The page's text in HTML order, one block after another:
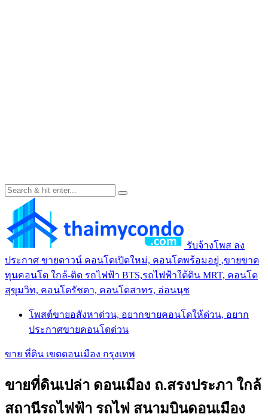
รับจ้างโพส ลง
ประกาศ ขายดาวน์ คอนโดเปิดใหม่, คอนโดพร้อมอยู่ ,ขายขาด
ทุนคอนโด ใกล้-ติด รถไฟฟ้า BTS,รถไฟฟ้าใต้ดิน MRT, คอนโด
สุขุมวิท, คอนโดรัชดา, คอนโดสาทร, อ่อนนุช
โพสต์ขายอสังหาด่วน, อยากขายคอนโดให้ด่วน, อยาก
ประกาศขายคอนโดด่วน
ขาย ที่ดิน เขตดอนเมือง กรุงเทพ
ขายที่ดินเปล่า ดอนเมือง ถ.สรงประภา ใกล้
สถานีรถไฟฟ้า รถไฟ สนามบินดอนเมือง